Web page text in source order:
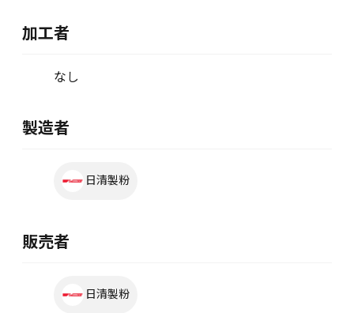
加工者
なし
製造者
日清製粉
販売者
日清製粉